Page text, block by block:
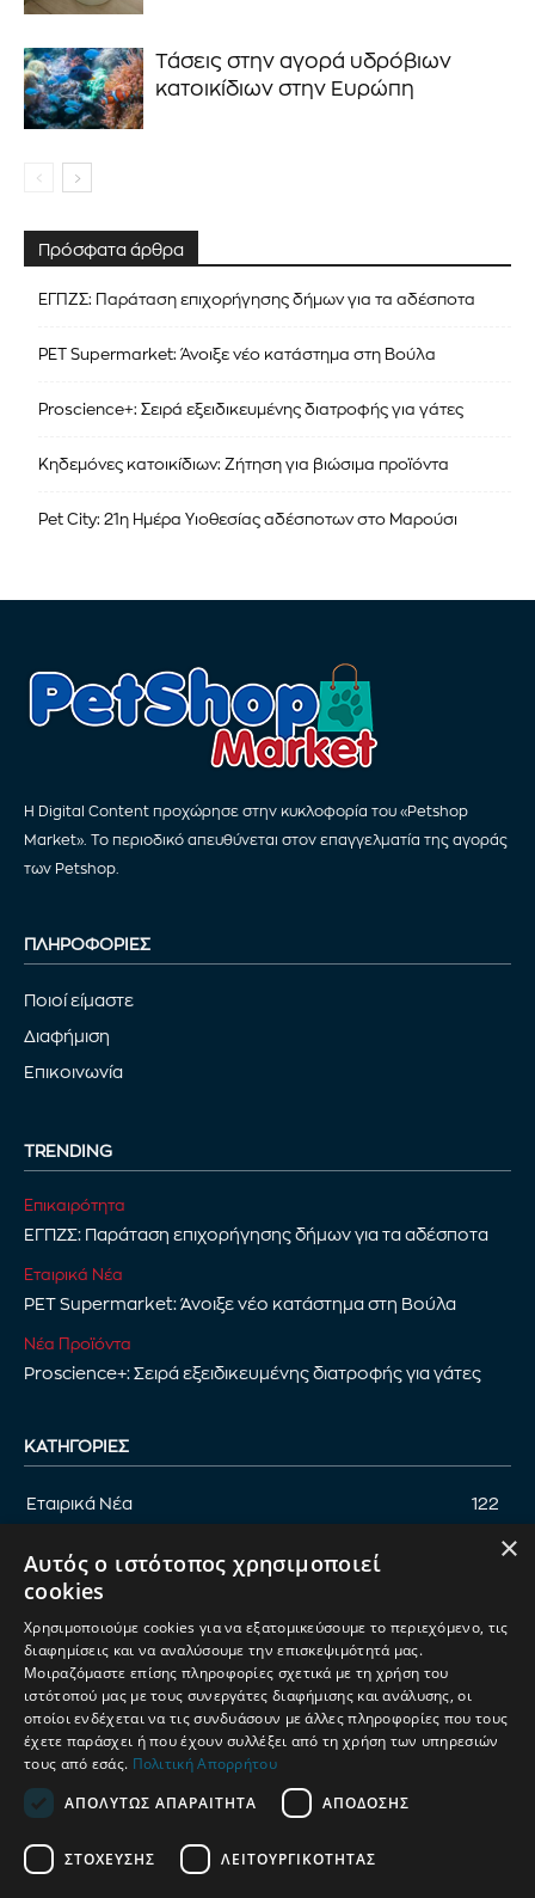
Τάσεις στην αγορά υδρόβιων
κατοικίδιων στην Ευρώπη
Πρόσφατα άρθρα
ΕΓΠΖΣ: Παράταση επιχορήγησης δήμων για τα αδέσποτα
PET Supermarket: Άνοιξε νέο κατάστημα στη Βούλα
Proscience+: Σειρά εξειδικευμένης διατροφής για γάτες
Κηδεμόνες κατοικίδιων: Ζήτηση για βιώσιμα προϊόντα
Pet City: 21η Ημέρα Υιοθεσίας αδέσποτων στο Μαρούσι
Η Digital Content προχώρησε στην κυκλοφορία του «Petshop
Market». Το περιοδικό απευθύνεται στον επαγγελματία της αγοράς
των Petshop.
ΠΛΗΡΟΦΟΡΙΕΣ
Ποιοί είμαστε
Διαφήμιση
Επικοινωνία
TRENDING
Επικαιρότητα
ΕΓΠΖΣ: Παράταση επιχορήγησης δήμων για τα αδέσποτα
Εταιρικά Νέα
PET Supermarket: Άνοιξε νέο κατάστημα στη Βούλα
Νέα Προϊόντα
Proscience+: Σειρά εξειδικευμένης διατροφής για γάτες
ΚΑΤΗΓΟΡΊΕΣ
Εταιρικά Νέα 122
Αφιέρωμα
Νέα Προϊόντα
Παρουσίαση προϊόντων
Έρευνα 71
ΟΡΟΙ ΧΡΗΣΗΣ
×
Αυτός ο ιστότοπος χρησιμοποιεί
cookies
Χρησιμοποιούμε cookies για να εξατομικεύσουμε το περιεχόμενο, τις
διαφημίσεις και να αναλύσουμε την επισκεψιμότητά μας.
Μοιραζόμαστε επίσης πληροφορίες σχετικά με τη χρήση του
ιστότοπού μας με τους συνεργάτες διαφήμισης και ανάλυσης, οι
οποίοι ενδέχεται να τις συνδυάσουν με άλλες πληροφορίες που τους
έχετε παράσχει ή που έχουν συλλέξει από τη χρήση των υπηρεσιών
τους από εσάς. Πολιτική Απορρήτου
ΑΠΟΛΎΤΩΣ ΑΠΑΡΑΊΤΗΤΑ
ΑΠΌΔΟΣΗΣ
ΣΤΌΧΕΥΣΗΣ ΛΕΙΤΟΥΡΓΙΚΌΤΗΤΑΣ